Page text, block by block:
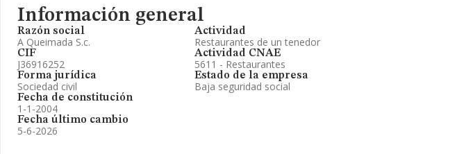
Información general
Razón social
A Queimada S.c.
CIF
J36916252
Forma jurídica
Sociedad civil
Fecha de constitución
1-1-2004
Fecha último cambio
5-6-2026
Actividad
Restaurantes de un tenedor
Actividad CNAE
5611 - Restaurantes
Estado de la empresa
Baja seguridad social